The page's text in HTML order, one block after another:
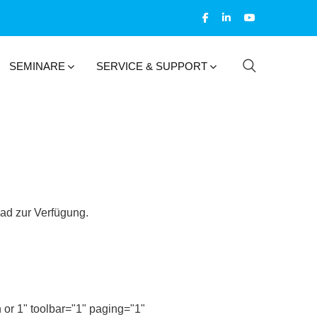
SEMINARE SERVICE & SUPPORT
zur Verfügung.
1" toolbar="1" paging="1"